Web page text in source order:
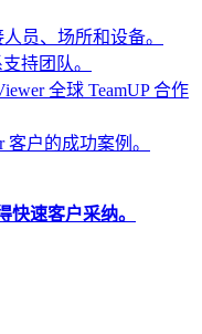
员、场所和设备。
持团队。
全球 TeamUP 合作
客户的成功案例。
快速客户采纳。